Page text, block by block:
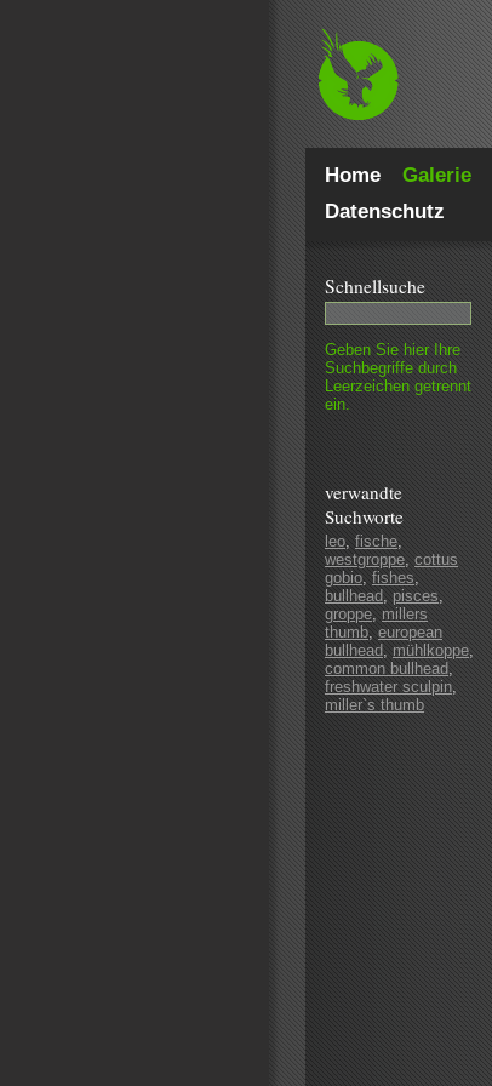
Home Galerie
Datenschutz
Schnell­suche
Geben Sie hier Ihre
Such­begriffe durch
Leer­zeichen getrennt
ein.
verwandte
Suchworte
leo, fische,
westgroppe, cottus
gobio, fishes,
bullhead, pisces,
groppe, millers
thumb, european
bullhead, mühlkoppe,
common bullhead ,
freshwater sculpin,
miller`s thumb